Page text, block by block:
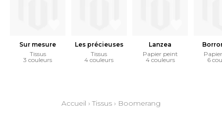
Sur mesure
Tissus
3 couleurs
Les précieuses
Tissus
4 couleurs
Lanzea
Papier peint
4 couleurs
6
Accueil ›Tissus › Boomerang